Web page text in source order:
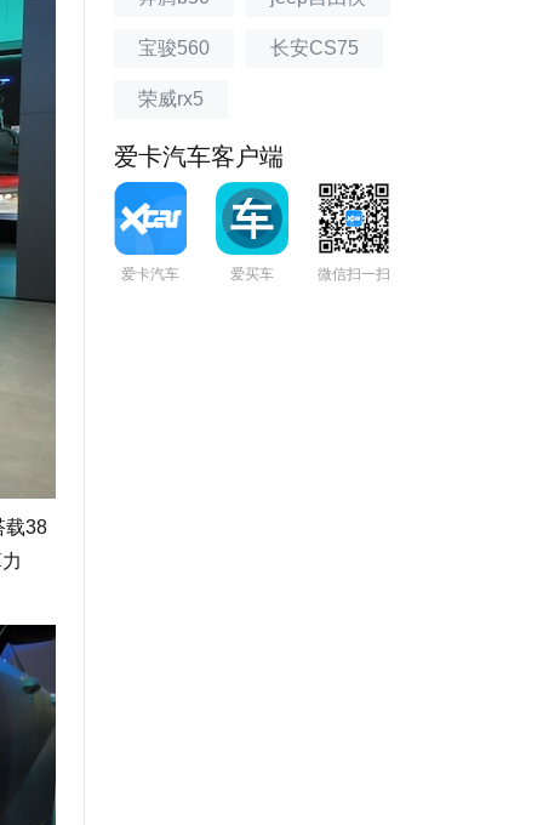
载38
宝骏560 长安CS75
荣威rx5
爱卡汽车客户端
爱卡汽车 爱买车 微信扫一扫